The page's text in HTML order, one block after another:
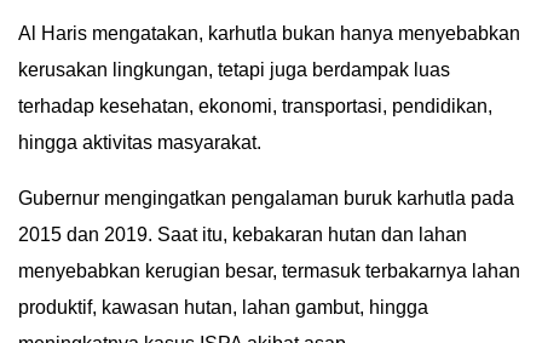
ADVERTORIAL
BERITA
Al Haris mengatakan, karhutla bukan hanya menyebabkan
kerusakan lingkungan, tetapi juga berdampak luas
terhadap kesehatan, ekonomi, transportasi, pendidikan,
hingga aktivitas masyarakat.
Gubernur mengingatkan pengalaman buruk karhutla pada
2015 dan 2019. Saat itu, kebakaran hutan dan lahan
menyebabkan kerugian besar, termasuk terbakarnya lahan
produktif, kawasan hutan, lahan gambut, hingga